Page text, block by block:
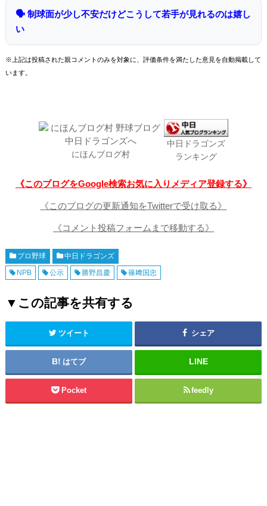
🗣 制球面が少し不安だけどこうして若手が見れるのは嬉し
い
※上記は投稿された親コメントのみを対象に、評価条件を満たした意見を自動掲載して
います。
にほんブログ村
中日ドラゴンズ
ランキング
《このブログをGoogle検索お気に入りメディア登録する》
《このブログの更新通知をTwitterで受け取る》
《コメント投稿フォームまで移動する》
プロ野球
中日ドラゴンズ
NPB
公示 勝野昌慶 篠﨑国忠
▼この記事を共有する
ツイート シェア
はてブ
Pocket feedly